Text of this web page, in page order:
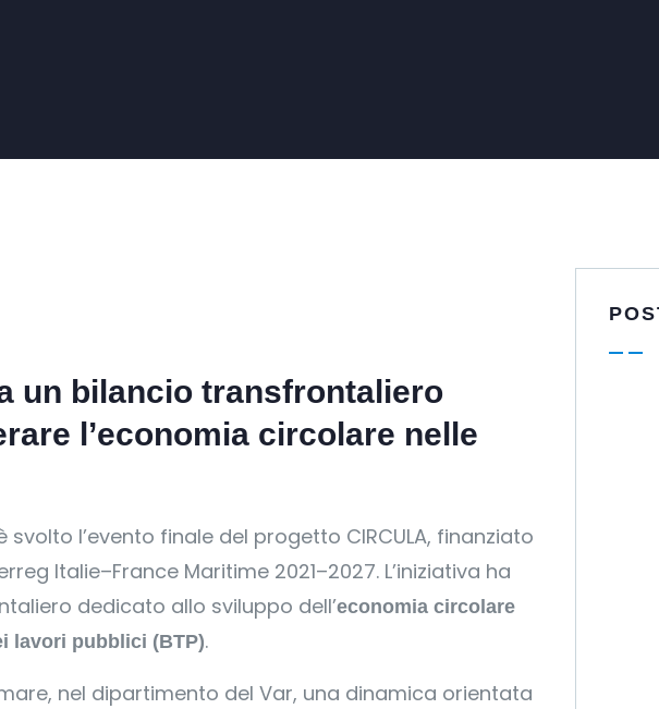
un bilancio transfrontaliero
l’economia circolare nelle
l’evento finale del progetto CIRCULA, finanziato
Italie–France Maritime 2021–2027. L’iniziativa ha
dedicato allo sviluppo dell’economia circolare
lavori pubblici (BTP).
nel dipartimento del Var, una dinamica orientata